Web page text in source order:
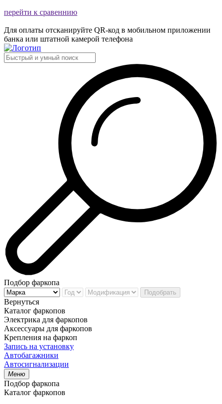
перейти к сравеннию
Для оплаты отсканируйте QR-код в мобильном приложении
банка или штатной камерой телефона
Подбор фаркопа
Подобрать
Вернуться
Каталог фаркопов
Электрика для фаркопов
Аксессуары для фаркопов
Крепления на фаркоп
Запись на установку
Автобагажники
Автосигнализации
Меню
Подбор фаркопа
Каталог фаркопов